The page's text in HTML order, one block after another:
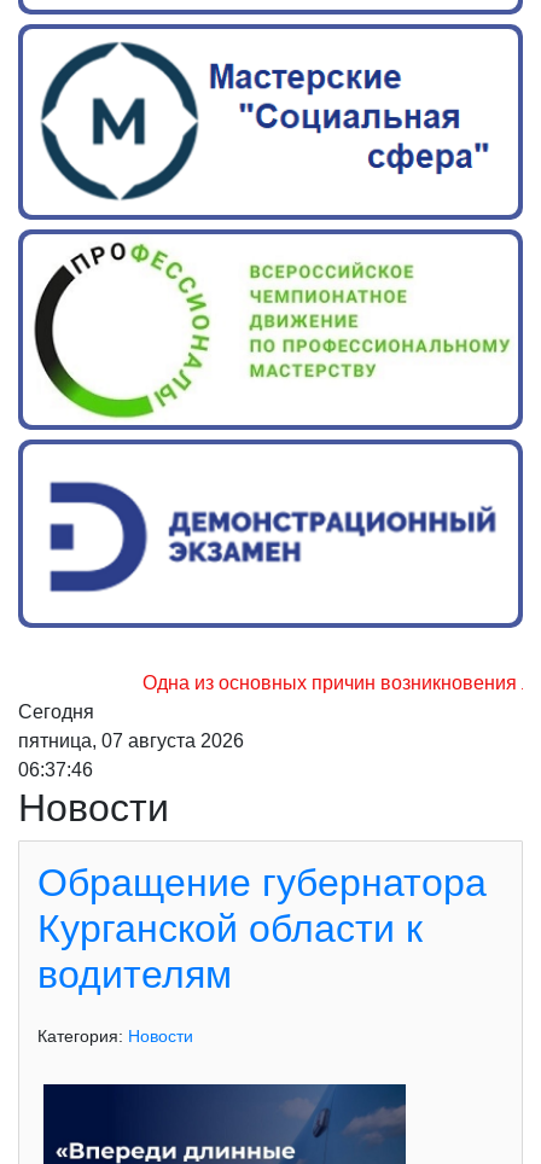
Одна из основных причин возникновения лесных
Сегодня
пятница, 07 августа 2026
06:37:48
Новости
Обращение губернатора
Курганской области к
водителям
Категория: Новости